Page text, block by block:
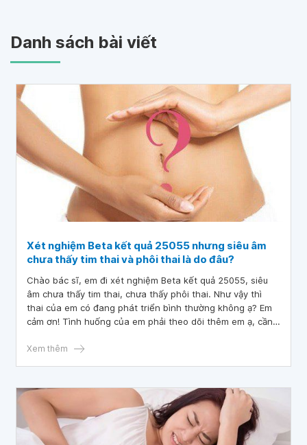
Danh sách bài viết
Xét nghiệm Beta kết quả 25055 nhưng siêu âm
chưa thấy tim thai và phôi thai là do đâu?
Chào bác sĩ, em đi xét nghiệm Beta kết quả 25055, siêu
âm chưa thấy tim thai, chưa thấy phôi thai. Như vậy thì
thai của em có đang phát triển bình thường không ạ? Em
cảm ơn! Tình huống của em phải theo dõi thêm em ạ, cần
vậy bác sĩ mới có thể tư vấn cụ thể cho em được nhé.
Xem thêm